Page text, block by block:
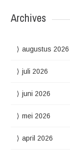
Archives
augustus 2026
juli 2026
juni 2026
mei 2026
april 2026